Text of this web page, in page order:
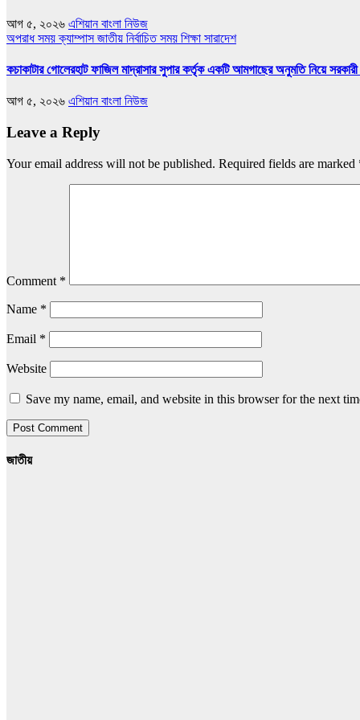
আগ ৫, ২০২৬ এশিয়ান বাংলা নিউজ
অপরাধ সময়ক্যাম্পাসজাতীয় নির্বাচিত সময় শিক্ষা সারাদেশ
কচাকাটার গোলেরহাট ফাজিল মাদ্রাসার সুপার কর্তৃক একটি আমগাছের অনুমতি নিয়ে
আগ ৫, ২০২৬ এশিয়ান বাংলা নিউজ
Leave a Reply
Your email address will not be published. Required fields are marked
Comment *
Name *
Email *
Website
Save my name, email, and website in this browser for the next
জাতীয়